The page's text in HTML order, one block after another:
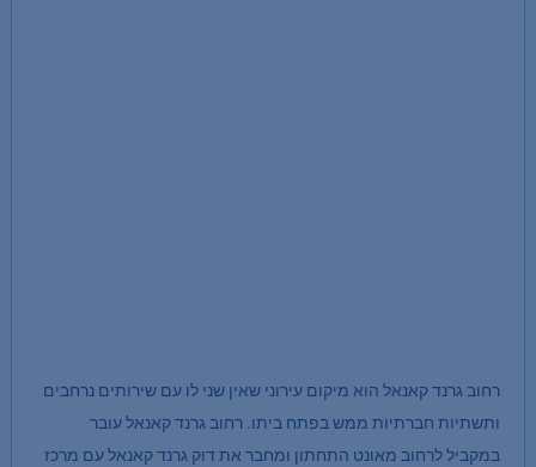
רחוב גרנד קאנאל הוא מיקום עירוני שאין שני לו עם שירותים נרחבים
ותשתיות חברתיות ממש בפתח ביתו. רחוב גרנד קאנאל עובר
במקביל לרחוב מאונט התחתון ומחבר את דוק גרנד קאנאל עם מרכז